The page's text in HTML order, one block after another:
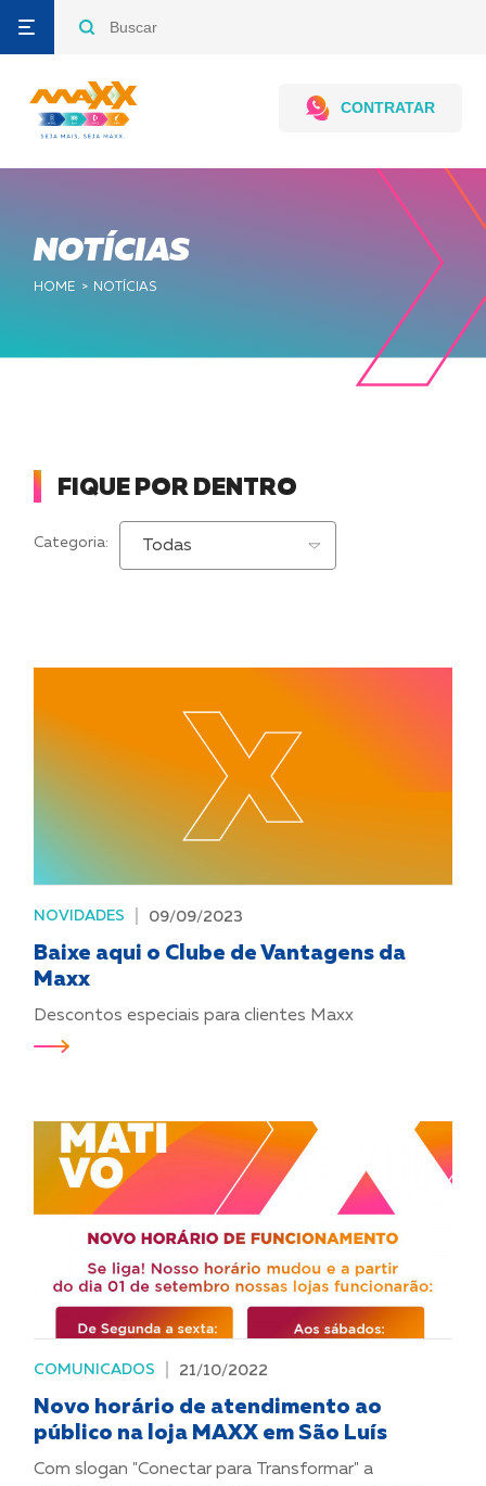
CONTRATAR
Televendas,
Seg a Sex
8h às 18h
Pontos de
venda
NOTÍCIAS
HOME NOTÍCIAS
FIQUE POR DENTRO
Categoria:
NOVIDADES 09/09/2023
Baixe aqui o Clube de Vantagens da
Maxx
Descontos especiais para clientes Maxx
COMUNICADOS 21/10/2022
Novo horário de atendimento ao
público na loja MAXX em São Luís
Com slogan "Conectar para Transformar" a